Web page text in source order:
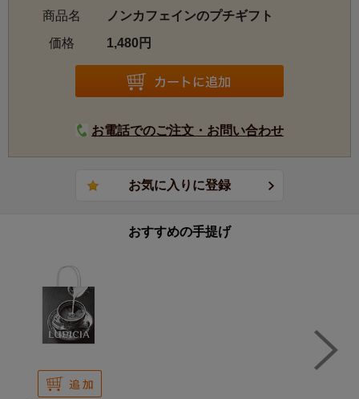
商品名
ノンカフェインのプチギフト
価格
1,480円
お電話でのご注文・お問い合わせ
おすすめの手提げ